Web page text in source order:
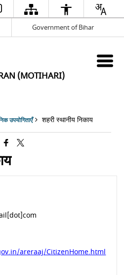
Government of Bihar
(MOTIHARI)
उपयोगिताएँ शहरी स्थानीय निकाय
areraaj/CitizenHome.html